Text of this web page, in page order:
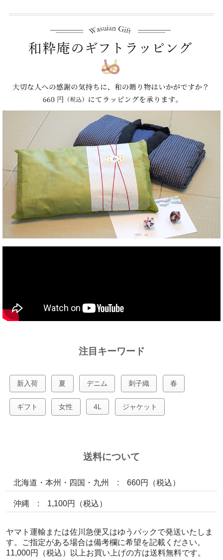
注目キーワード
新入荷 夏 デニム 刺子織 春
ギフト 女性 4L ジャケット
送料について
北海道・本州・四国・九州 : 660円（税込）
沖縄 : 1,100円（税込）
ヤマト運輸または佐川急便又はゆうパックで発送いたしま
す。ご指定がある場合は備考欄に希望を記載ください。
11,000円（税込）以上お買い上げの方は送料無料です。